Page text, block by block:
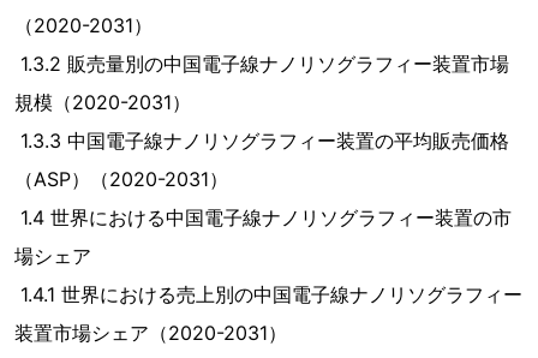
（2020-2031）
1.3.2 販売量別の中国電子線ナノリソグラフィー装置市場
規模（2020-2031）
1.3.3 中国電子線ナノリソグラフィー装置の平均販売価格
（ASP）（2020-2031）
1.4 世界における中国電子線ナノリソグラフィー装置の市
場シェア
1.4.1 世界における売上別の中国電子線ナノリソグラフィー
装置市場シェア（2020-2031）